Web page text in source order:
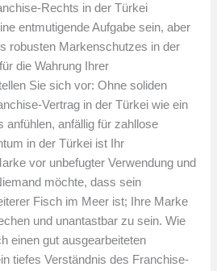
Rechts in der Türkei
entmutigende Aufgabe sein, aber
robusten Markenschutzes in der
die Wahrung Ihrer
Sie sich vor: Ohne soliden
Vertrag in der Türkei wie ein
anfühlen, anfällig für zahllose
in der Türkei ist Ihr
vor unbefugter Verwendung und
möchte, dass sein
Fisch im Meer ist; Ihre Marke
und unantastbar zu sein. Wie
einen gut ausgearbeiteten
tiefes Verständnis des Franchise-